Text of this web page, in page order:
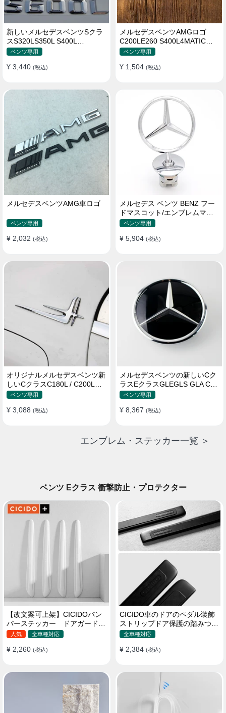
新しいメルセデスベンツSクラ
スS320LS350L S400L
S500LS600Lロゴ
ベンツ専用
¥ 3,440 (税込)
メルセデスベンツAMGロゴ
C200LE260 S400L4MATIC四
輪駆動ロゴ
ベンツ専用
¥ 1,504 (税込)
メルセデスベンツAMG車ロゴ
ベンツ専用
¥ 2,032 (税込)
メルセデス ベンツ BENZ フー
ドマスコット/エンブレムマー
ク C180 C200 E300L E260L
ベンツ専用
¥ 5,904 (税込)
オリジナルメルセデスベンツ新
しいCクラスC180L / C200Lス
テッカーサイドサインE200L /
ベンツ専用
¥ 3,088 (税込)
メルセデスベンツの新しいCク
ラスEクラスGLEGLS GLA CLA
MLGLCロゴ
ベンツ専用
¥ 8,367 (税込)
エンブレム・ステッカー一覧 ＞
ベンツ Eクラス 衝撃防止・プロテクター
【改文案可上架】CICIDOバン
パーステッカー ドアガード
衝突防止プロテクター 耐スク
人気 全車種対応
¥ 2,260 (税込)
CICIDO車のドアのペダル装飾
ストリップドア保護の踏みつけ
防止
全車種対応
¥ 2,384 (税込)